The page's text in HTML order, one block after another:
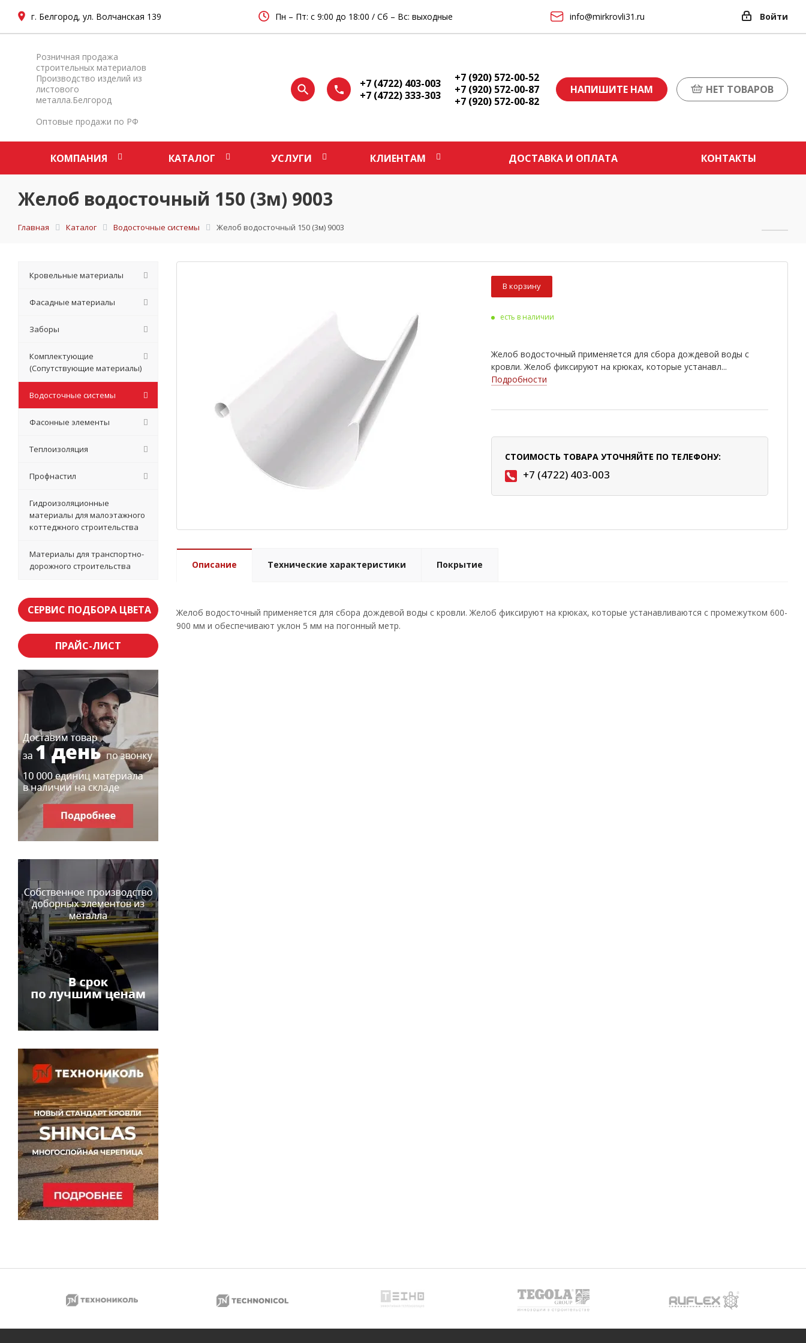
г. Белгород, ул. Волчанская 139 Пн – Пт: с 9:00 до 18:00 / Сб – Вс: выходные info@mirkrovli31.ru Войти
Розничная продажа
строительных материалов
Производство изделий из
листового
металла.Белгород
Оптовые продажи по РФ
+7 (4722) 403-003
+7 (4722) 333-303
+7 (920) 572-00-52
+7 (920) 572-00-87
+7 (920) 572-00-82
НАПИШИТЕ НАМ НЕТ ТОВАРОВ
КОМПАНИЯ КАТАЛОГ УСЛУГИ КЛИЕНТАМ ДОСТАВКА И ОПЛАТА КОНТАКТЫ
Желоб водосточный 150 (3м) 9003
Главная Каталог Водосточные системы Желоб водосточный 150 (3м) 9003
В корзину
есть в наличии
Желоб водосточный применяется для сбора дождевой воды с
кровли. Желоб фиксируют на крюках, которые устанавл...
Подробности
СТОИМОСТЬ ТОВАРА УТОЧНЯЙТЕ ПО ТЕЛЕФОНУ:
+7 (4722) 403-003
Описание Технические характеристики Покрытие
Желоб водосточный применяется для сбора дождевой воды с кровли. Желоб фиксируют на крюках, которые устанавливаются с промежутком 600-
900 мм и обеспечивают уклон 5 мм на погонный метр.
Кровельные материалы
Фасадные материалы
Заборы
Комплектующие
(Сопутствующие материалы)
Водосточные системы
Фасонные элементы
Теплоизоляция
Профнастил
Гидроизоляционные
материалы для малоэтажного
коттеджного строительства
Материалы для транспортно-
дорожного строительства
СЕРВИС ПОДБОРА ЦВЕТА
ПРАЙС-ЛИСТ